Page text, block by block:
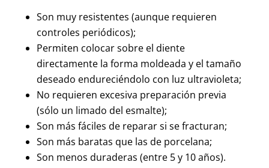
Son muy resistentes (aunque requieren
controles periódicos);
Permiten colocar sobre el diente
directamente la forma moldeada y el tamaño
deseado endureciéndolo con luz ultravioleta;
No requieren excesiva preparación previa
(sólo un limado del esmalte);
Son más fáciles de reparar si se fracturan;
Son más baratas que las de porcelana;
Son menos duraderas (entre 5 y 10 años).